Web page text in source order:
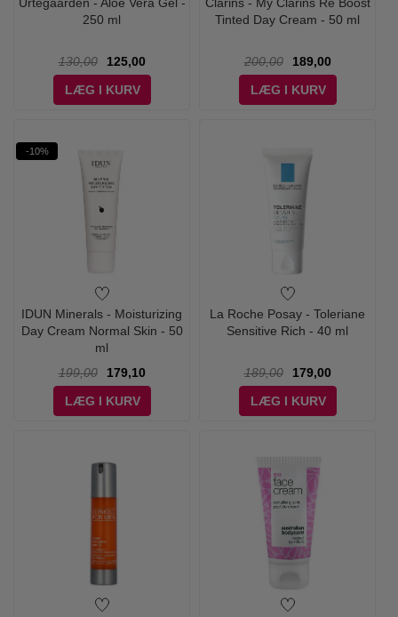
250 ml
130,00
125,00
LÆG I KURV
Tinted Day Cream - 50 ml
200,00
189,00
LÆG I KURV
-10%
IDUN Minerals - Moisturizing
Day Cream Normal Skin - 50
ml
199,00
179,10
LÆG I KURV
La Roche Posay - Toleriane
Sensitive Rich - 40 ml
189,00
179,00
LÆG I KURV